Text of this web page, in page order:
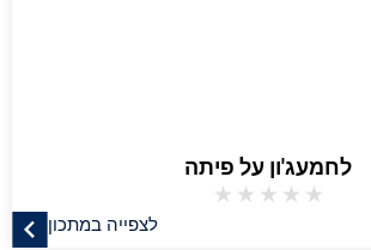
לחמעג'ון על פיתה
★
★
★
★
★
לצפייה במתכון